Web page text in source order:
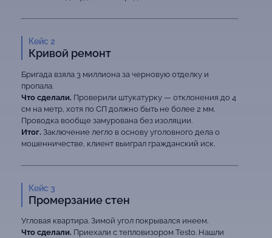
Кейс 2
Кривой ремонт
Бригада взяла 3 миллиона за черновую отделку и
пропала.
Что сделали. Проверили штукатурку — отклонения до 4
см на метр, хотя по СП должно быть не более 2 мм.
Проводка вообще замурована без изоляции.
Итог. Заключение легло в основу уголовного дела о
мошенничестве, клиент выиграл гражданский иск.
Кейс 3
Промерзание стен
Угловая квартира. Зимой угол покрывался инеем.
Что сделали.Приехали с тепловизором Testo. Нашли